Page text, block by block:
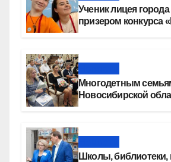
Ученик лицея города
призером конкурса
Многодетным
Новосибирской
Школы,